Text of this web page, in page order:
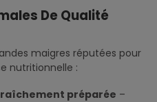
De Qualité
maigres réputées pour
nutritionnelle :
préparée –